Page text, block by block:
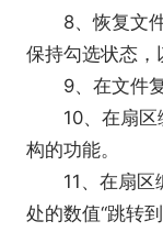
8、恢复文件
保持勾选状态，
9、在文件复
10、在扇区
构的功能。
11、在扇区
处的数值“跳转